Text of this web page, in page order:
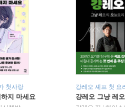
첫사랑
지 마세요
강레오 셰프 첫 요
걍레오 그냥 레